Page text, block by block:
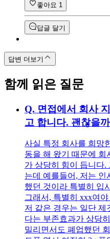
좋아요 1
답글 달기
답변 더보기
함께 읽은 질문
Q. 면접에서 회사
고 합니다. 괜찮을
사실 특정 회사를 희망
동을 해 왔기 때문에 회
가 상당히 힘이 듭니다
는데 예를들어, 저는
했던 것이라 특별히 입
그래서, 특별히 xxx여
저 같은 경우는 일단 제
다는 부존효과가 상당
밀리면서도 폐업했던